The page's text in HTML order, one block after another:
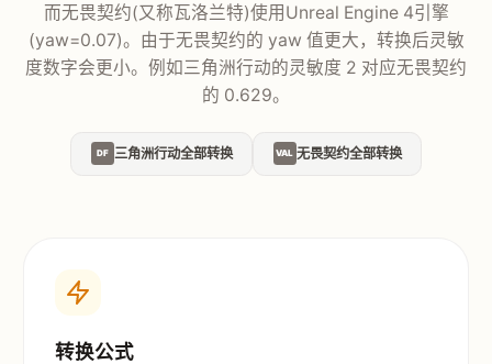
而无畏契约(又称瓦洛兰特)使用Unreal Engine 4引擎
(yaw=0.07)。由于无畏契约的 yaw 值更大，转换后灵敏
度数字会更小。例如三角洲行动的灵敏度 2 对应无畏契约
的 0.629。
DF 三角洲行动全部转换 VAL 无畏契约全部转换
转换公式